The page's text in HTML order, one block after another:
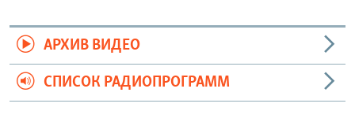
АРХИВ ВИДЕО
СПИСОК РАДИОПРОГРАММ